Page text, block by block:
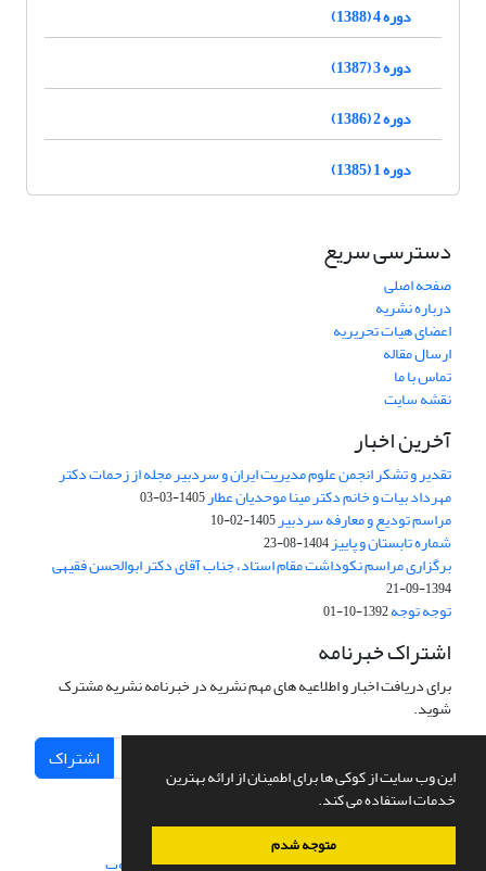
این وب سایت از کوکی ها برای اطمینان از ارائه بهترین
خدمات استفاده می کند.
متوجه شدم
دوره 4 (1388)
دوره 3 (1387)
دوره 2 (1386)
دوره 1 (1385)
دسترسی سریع
صفحه اصلی
درباره نشریه
اعضای هیات تحریریه
ارسال مقاله
تماس با ما
نقشه سایت
آخرین اخبار
تقدیر و تشکر انجمن علوم مدیریت ایران و سردبیر مجله از زحمات دکتر
مهرداد بیات و خانم دکتر مینا موحدیان عطار1405-03-03
مراسم تودیع و معارفه سردبیر1405-02-10
شماره تابستان و پاییز1404-08-23
برگزاری مراسم نکوداشت مقام استاد، جناب آقای دکتر ابوالحسن فقیهی
1394-09-21
توجه توجه1392-10-01
اشتراک خبرنامه
برای دریافت اخبار و اطلاعیه های مهم نشریه در خبرنامه نشریه مشترک
شوید.
اشتراک
سامانه مدیریت نشریات علمی.طراحی و پیاده سازی از سیناوب